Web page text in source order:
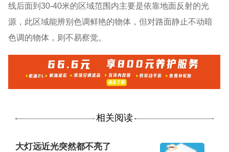
线后面到30-40米的区域范围内主要是依靠地面反射的光
源，此区域能辨别色调鲜艳的物体，但对路面静止不动暗
色调的物体，则不易察觉。
相关阅读
大灯远近光突然都不亮了